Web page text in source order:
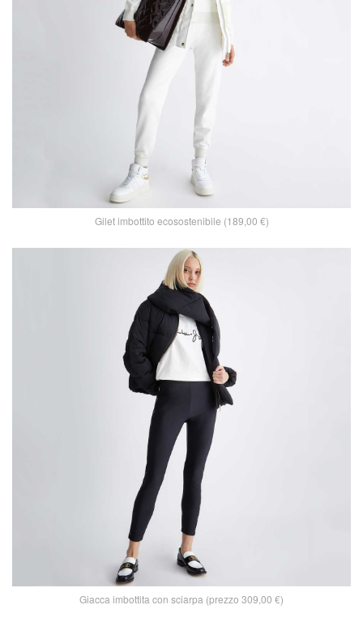
Gilet imbottito ecosostenibile (189,00 €)
Giacca imbottita con sciarpa (prezzo 309,00 €)